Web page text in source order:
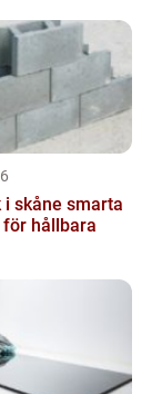
smarta
hållbara